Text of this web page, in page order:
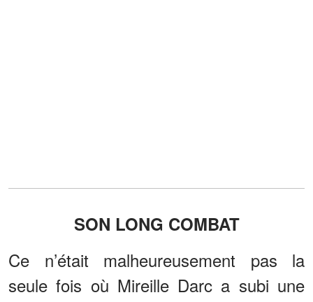
SON LONG COMBAT
Ce n’était malheureusement pas la
seule fois où Mireille Darc a subi une